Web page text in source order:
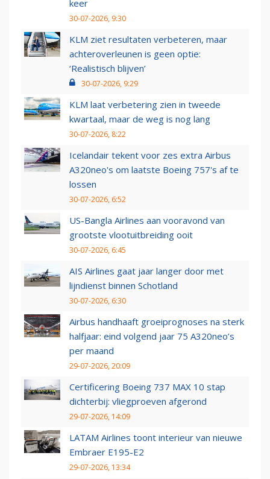
keer
30-07-2026, 9:30
KLM ziet resultaten verbeteren, maar
achteroverleunen is geen optie:
‘Realistisch blijven’
30-07-2026, 9:29
KLM laat verbetering zien in tweede
kwartaal, maar de weg is nog lang
30-07-2026, 8:22
Icelandair tekent voor zes extra Airbus
A320neo's om laatste Boeing 757's af te
lossen
30-07-2026, 6:52
US-Bangla Airlines aan vooravond van
grootste vlootuitbreiding ooit
30-07-2026, 6:45
AIS Airlines gaat jaar langer door met
lijndienst binnen Schotland
30-07-2026, 6:30
Airbus handhaaft groeiprognoses na sterk
halfjaar: eind volgend jaar 75 A320neo’s
per maand
29-07-2026, 20:09
Certificering Boeing 737 MAX 10 stap
dichterbij: vliegproeven afgerond
29-07-2026, 14:09
LATAM Airlines toont interieur van nieuwe
Embraer E195-E2
29-07-2026, 13:34